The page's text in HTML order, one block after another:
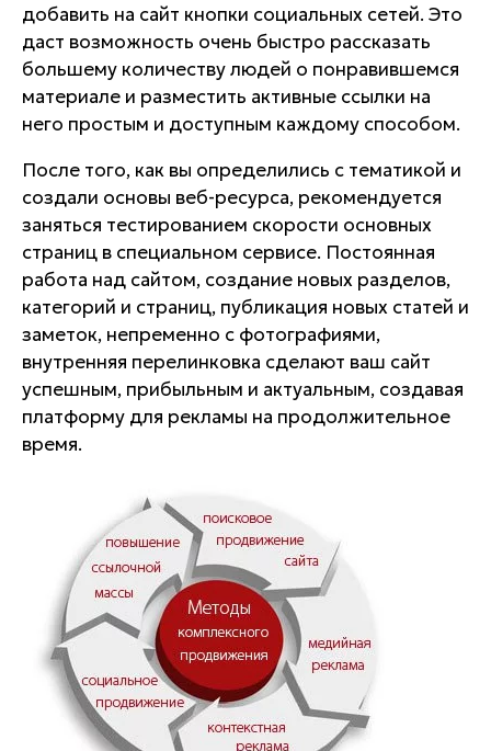
добавить на сайт кнопки социальных сетей. Это
даст возможность очень быстро рассказать
большему количеству людей о понравившемся
материале и разместить активные ссылки на
него простым и доступным каждому способом.
После того, как вы определились с тематикой и
создали основы веб-ресурса, рекомендуется
заняться тестированием скорости основных
страниц в специальном сервисе. Постоянная
работа над сайтом, создание новых разделов,
категорий и страниц, публикация новых статей и
заметок, непременно с фотографиями,
внутренняя перелинковка сделают ваш сайт
успешным, прибыльным и актуальным, создавая
платформу для рекламы на продолжительное
время.